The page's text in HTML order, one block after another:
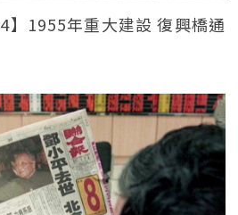
】1955年重大建設 復興橋通